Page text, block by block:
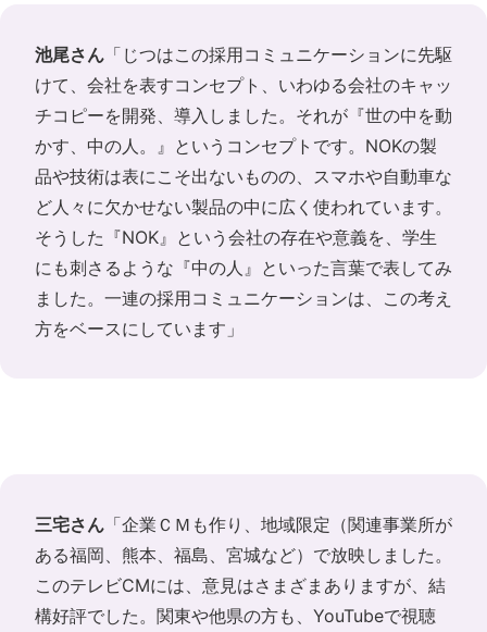
池尾さん 「じつはこの採用コミュニケーションに先駆
けて、会社を表すコンセプト、いわゆる会社のキャッ
チコピーを開発、導入しました。それが『世の中を動
かす、中の人。』というコンセプトです。NOKの製
品や技術は表にこそ出ないものの、スマホや自動車な
ど人々に欠かせない製品の中に広く使われています。
そうした『NOK』という会社の存在や意義を、学生
にも刺さるような『中の人』といった言葉で表してみ
ました。一連の採用コミュニケーションは、この考え
方をベースにしています」
三宅さん 「企業ＣＭも作り、地域限定（関連事業所が
ある福岡、熊本、福島、宮城など）で放映しました。
このテレビCMには、意見はさまざまありますが、結
構好評でした。関東や他県の方も、YouTubeで視聴